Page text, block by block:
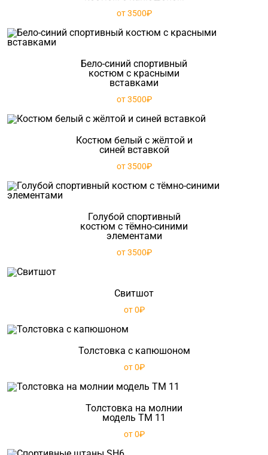
от 3500₽
Бело-синий спортивный
костюм с красными
вставками
от 3500₽
Костюм белый с жёлтой и
синей вставкой
от 3500₽
Голубой спортивный
костюм с тёмно-синими
элементами
от 3500₽
Свитшот
от 0₽
Толстовка с капюшоном
от 0₽
Толстовка на молнии
модель TM 11
от 0₽